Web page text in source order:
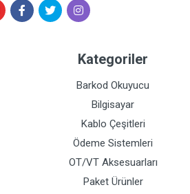
Kategoriler
Barkod Okuyucu
Bilgisayar
Kablo Çeşitleri
Ödeme Sistemleri
OT/VT Aksesuarları
Paket Ürünler